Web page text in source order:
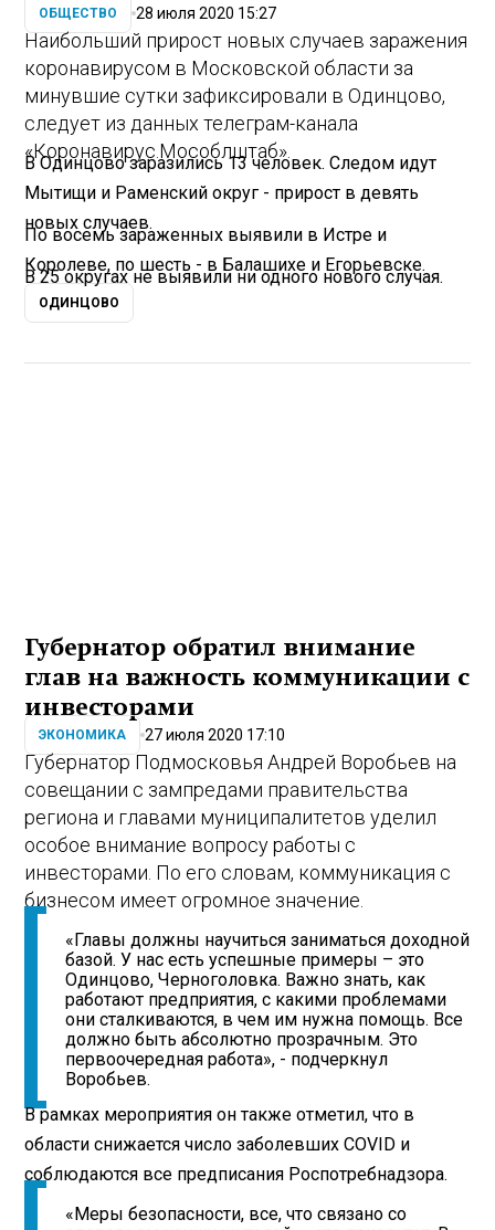
ОБЩЕСТВО 28 июля 2020 15:27
Наибольший прирост новых случаев заражения
коронавирусом в Московской области за
минувшие сутки зафиксировали в Одинцово,
следует из данных телеграм-канала
«Коронавирус.Мособлштаб».
В Одинцово заразились 13 человек. Следом идут
Мытищи и Раменский округ - прирост в девять
новых случаев.
По восемь зараженных выявили в Истре и
Королеве, по шесть - в Балашихе и Егорьевске.
В 25 округах не выявили ни одного нового случая.
ОДИНЦОВО
Губернатор обратил внимание
глав на важность коммуникации с
инвесторами
ЭКОНОМИКА 27 июля 2020 17:10
Губернатор Подмосковья Андрей Воробьев на
совещании с зампредами правительства
региона и главами муниципалитетов уделил
особое внимание вопросу работы с
инвесторами. По его словам, коммуникация с
бизнесом имеет огромное значение.
«Главы должны научиться заниматься доходной
базой. У нас есть успешные примеры – это
Одинцово, Черноголовка. Важно знать, как
работают предприятия, с какими проблемами
они сталкиваются, в чем им нужна помощь. Все
должно быть абсолютно прозрачным. Это
первоочередная работа», - подчеркнул
Воробьев.
В рамках мероприятия он также отметил, что в
области снижается число заболевших COVID и
соблюдаются все предписания Роспотребнадзора.
«Меры безопасности, все, что связано со